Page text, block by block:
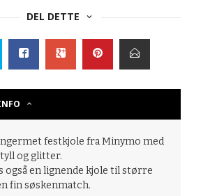
DEL DETTE
festkjole fra Minymo med
og glitter.
også en lignende kjole til større
fin søskenmatch.